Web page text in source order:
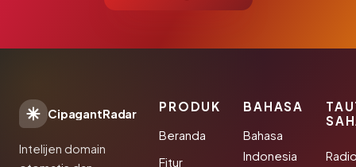
CipagantRadar
Intelijen domain
PRODUK
Beranda
Fitur
BAHASA
Bahasa
Indonesia